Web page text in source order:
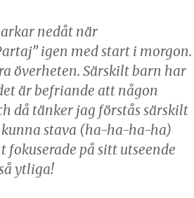
nedåt när
igen med start i morgon.
överheten. Särskilt barn har
är befriande att någon
då tänker jag förstås särskilt
stava (ha-ha-ha-ha)
fokuserade på sitt utseende
ytliga!